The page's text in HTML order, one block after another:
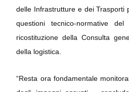
delle Infrastrutture e dei Trasporti
questioni tecnico-normative
ricostituzione della Consulta
della logistica.
“Resta ora fondamentale